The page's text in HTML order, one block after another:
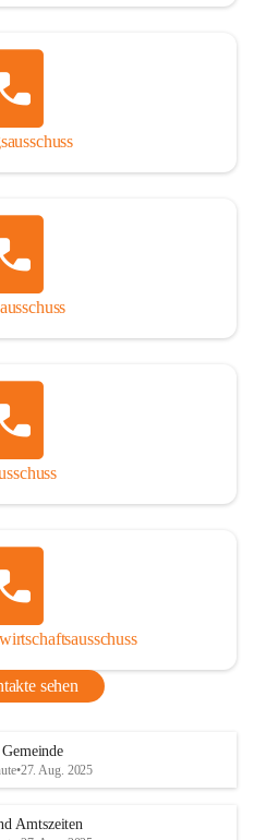
sehen
•27. Aug. 2025
Amtszeiten